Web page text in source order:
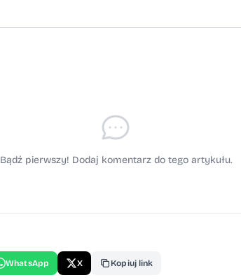
Bądź pierwszy! Dodaj komentarz do tego artykułu.
WhatsApp X Kopiuj link